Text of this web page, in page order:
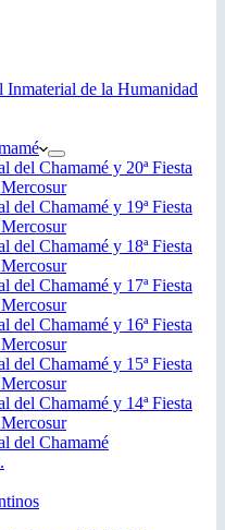
de la Humanidad
del Chamamé y 20ª Fiesta
del Chamamé y 19ª Fiesta
del Chamamé y 18ª Fiesta
del Chamamé y 17ª Fiesta
del Chamamé y 16ª Fiesta
del Chamamé y 15ª Fiesta
del Chamamé y 14ª Fiesta
del Chamamé